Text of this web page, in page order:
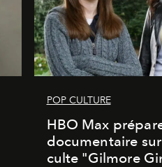
POP CULTURE
HBO Max
documentaire
culte "Gilmore